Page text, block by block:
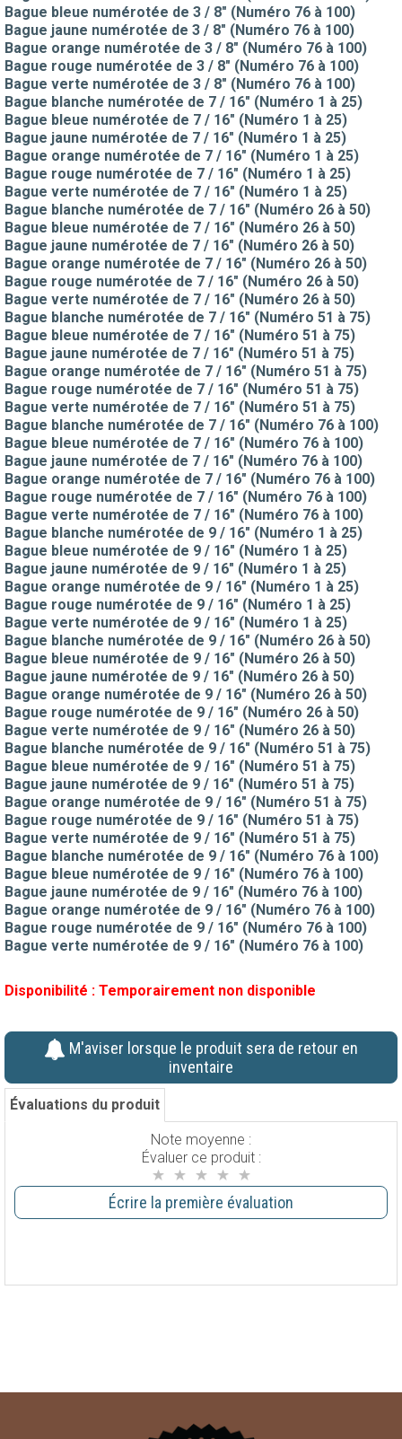
Bague bleue numérotée de 3 / 8" (Numéro 76 à 100)
Bague jaune numérotée de 3 / 8" (Numéro 76 à 100)
Bague orange numérotée de 3 / 8" (Numéro 76 à 100)
Bague rouge numérotée de 3 / 8" (Numéro 76 à 100)
Bague verte numérotée de 3 / 8" (Numéro 76 à 100)
Bague blanche numérotée de 7 / 16" (Numéro 1 à 25)
Bague bleue numérotée de 7 / 16" (Numéro 1 à 25)
Bague jaune numérotée de 7 / 16" (Numéro 1 à 25)
Bague orange numérotée de 7 / 16" (Numéro 1 à 25)
Bague rouge numérotée de 7 / 16" (Numéro 1 à 25)
Bague verte numérotée de 7 / 16" (Numéro 1 à 25)
Bague blanche numérotée de 7 / 16" (Numéro 26 à 50)
Bague bleue numérotée de 7 / 16" (Numéro 26 à 50)
Bague jaune numérotée de 7 / 16" (Numéro 26 à 50)
Bague orange numérotée de 7 / 16" (Numéro 26 à 50)
Bague rouge numérotée de 7 / 16" (Numéro 26 à 50)
Bague verte numérotée de 7 / 16" (Numéro 26 à 50)
Bague blanche numérotée de 7 / 16" (Numéro 51 à 75)
Bague bleue numérotée de 7 / 16" (Numéro 51 à 75)
Bague jaune numérotée de 7 / 16" (Numéro 51 à 75)
Bague orange numérotée de 7 / 16" (Numéro 51 à 75)
Bague rouge numérotée de 7 / 16" (Numéro 51 à 75)
Bague verte numérotée de 7 / 16" (Numéro 51 à 75)
Bague blanche numérotée de 7 / 16" (Numéro 76 à 100)
Bague bleue numérotée de 7 / 16" (Numéro 76 à 100)
Bague jaune numérotée de 7 / 16" (Numéro 76 à 100)
Bague orange numérotée de 7 / 16" (Numéro 76 à 100)
Bague rouge numérotée de 7 / 16" (Numéro 76 à 100)
Bague verte numérotée de 7 / 16" (Numéro 76 à 100)
Bague blanche numérotée de 9 / 16" (Numéro 1 à 25)
Bague bleue numérotée de 9 / 16" (Numéro 1 à 25)
Bague jaune numérotée de 9 / 16" (Numéro 1 à 25)
Bague orange numérotée de 9 / 16" (Numéro 1 à 25)
Bague rouge numérotée de 9 / 16" (Numéro 1 à 25)
Bague verte numérotée de 9 / 16" (Numéro 1 à 25)
Bague blanche numérotée de 9 / 16" (Numéro 26 à 50)
Bague bleue numérotée de 9 / 16" (Numéro 26 à 50)
Bague jaune numérotée de 9 / 16" (Numéro 26 à 50)
Bague orange numérotée de 9 / 16" (Numéro 26 à 50)
Bague rouge numérotée de 9 / 16" (Numéro 26 à 50)
Bague verte numérotée de 9 / 16" (Numéro 26 à 50)
Bague blanche numérotée de 9 / 16" (Numéro 51 à 75)
Bague bleue numérotée de 9 / 16" (Numéro 51 à 75)
Bague jaune numérotée de 9 / 16" (Numéro 51 à 75)
Bague orange numérotée de 9 / 16" (Numéro 51 à 75)
Bague rouge numérotée de 9 / 16" (Numéro 51 à 75)
Bague verte numérotée de 9 / 16" (Numéro 51 à 75)
Bague blanche numérotée de 9 / 16" (Numéro 76 à 100)
Bague bleue numérotée de 9 / 16" (Numéro 76 à 100)
Bague jaune numérotée de 9 / 16" (Numéro 76 à 100)
Bague orange numérotée de 9 / 16" (Numéro 76 à 100)
Bague rouge numérotée de 9 / 16" (Numéro 76 à 100)
Bague verte numérotée de 9 / 16" (Numéro 76 à 100)
Disponibilité : Temporairement non disponible
M'aviser lorsque le produit sera de retour en
inventaire
Évaluations du produit
Note moyenne :
Évaluer ce produit :
Écrire la première évaluation